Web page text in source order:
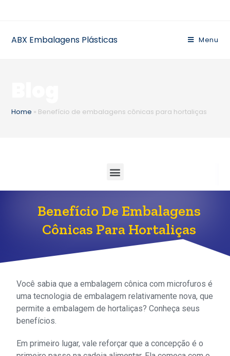
ABX Embalagens Plásticas Menu
Home » Benefício de embalagens cônicas para hortaliças
Benefício De Embalagens
Cônicas Para Hortaliças
Você sabia que a embalagem cônica com microfuros é
uma tecnologia de embalagem relativamente nova, que
permite a embalagem de hortaliças? Conheça seus
benefícios.
Em primeiro lugar, vale reforçar que a concepção é o